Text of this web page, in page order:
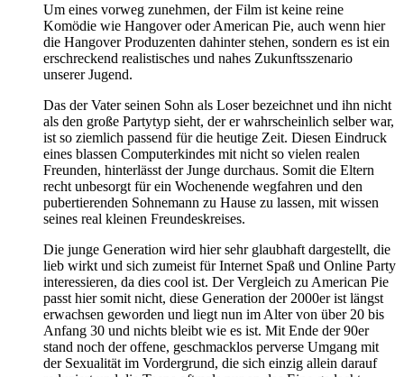
Um eines vorweg zunehmen, der Film ist keine reine
Komödie wie Hangover oder American Pie, auch wenn hier
die Hangover Produzenten dahinter stehen, sondern es ist ein
erschreckend realistisches und nahes Zukunftsszenario
unserer Jugend.
Das der Vater seinen Sohn als Loser bezeichnet und ihn nicht
als den große Partytyp sieht, der er wahrscheinlich selber war,
ist so ziemlich passend für die heutige Zeit. Diesen Eindruck
eines blassen Computerkindes mit nicht so vielen realen
Freunden, hinterlässt der Junge durchaus. Somit die Eltern
recht unbesorgt für ein Wochenende wegfahren und den
pubertierenden Sohnemann zu Hause zu lassen, mit wissen
seines real kleinen Freundeskreises.
Die junge Generation wird hier sehr glaubhaft dargestellt, die
lieb wirkt und sich zumeist für Internet Spaß und Online Party
interessieren, da dies cool ist. Der Vergleich zu American Pie
passt hier somit nicht, diese Generation der 2000er ist längst
erwachsen geworden und liegt nun im Alter von über 20 bis
Anfang 30 und nichts bleibt wie es ist. Mit Ende der 90er
stand noch der offene, geschmacklos perverse Umgang mit
der Sexualität im Vordergrund, die sich einzig allein darauf